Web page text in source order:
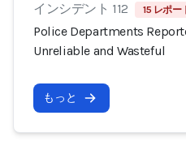
インシデント 112 15 レポー
Police Departments
Unreliable and Wasteful
もっと